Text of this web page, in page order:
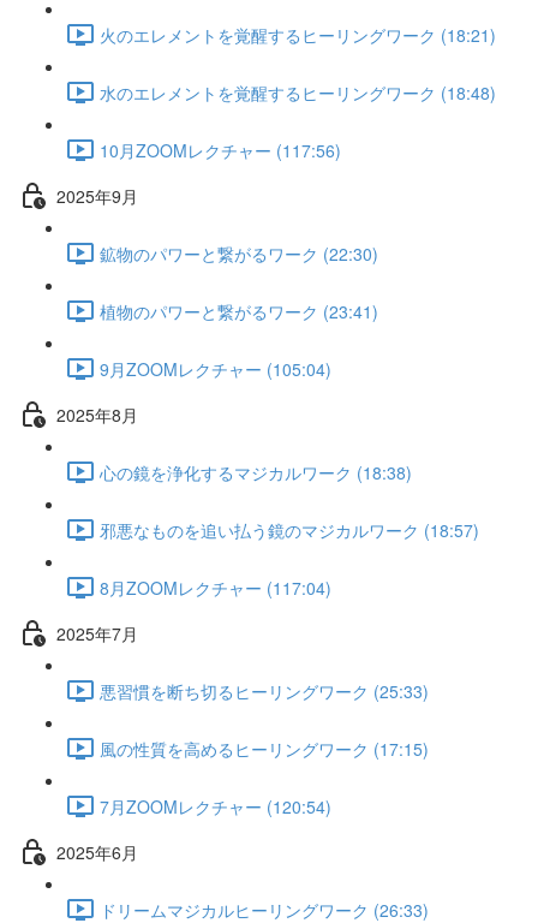
火のエレメントを覚醒するヒーリングワーク (18:21)
水のエレメントを覚醒するヒーリングワーク (18:48)
10月ZOOMレクチャー (117:56)
2025年9月
鉱物のパワーと繋がるワーク (22:30)
植物のパワーと繋がるワーク (23:41)
9月ZOOMレクチャー (105:04)
2025年8月
心の鏡を浄化するマジカルワーク (18:38)
邪悪なものを追い払う鏡のマジカルワーク (18:57)
8月ZOOMレクチャー (117:04)
2025年7月
悪習慣を断ち切るヒーリングワーク (25:33)
風の性質を高めるヒーリングワーク (17:15)
7月ZOOMレクチャー (120:54)
2025年6月
ドリームマジカルヒーリングワーク (26:33)